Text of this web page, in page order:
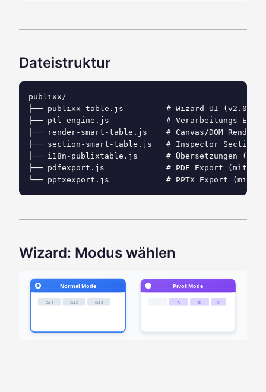
Dateistruktur
publixx/
├── publixx-table.js         # Wizard UI (v2.0.0)
├── ptl-engine.js            # Verarbeitungs-
├── render-smart-table.js    # Canvas/DOM
├── section-smart-table.js   # Inspector Section
├── i18n-publixtable.js      # Übersetzungen (DE/
├── pdfexport.js             # PDF Export (mit
Wizard: Modus wählen
Normal Mode
Col 1 Col 2 Col 3
Pivot Mode
A B C